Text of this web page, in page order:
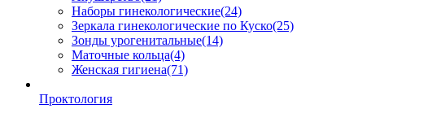
Наборы гинекологические(24)
Зеркала гинекологические по Куско(25)
Зонды урогенитальные(14)
Маточные кольца(4)
Женская гигиена(71)
Проктология